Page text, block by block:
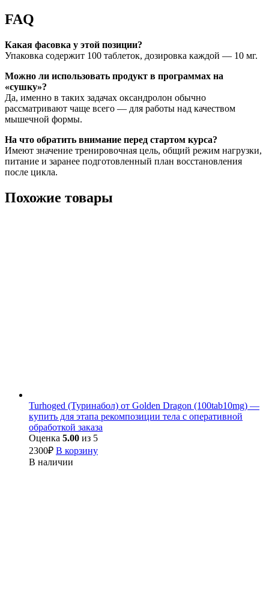
FAQ
Какая фасовка у этой позиции?
Упаковка содержит 100 таблеток, дозировка каждой — 10 мг.
Можно ли использовать продукт в программах на
«сушку»?
Да, именно в таких задачах оксандролон обычно
рассматривают чаще всего — для работы над качеством
мышечной формы.
На что обратить внимание перед стартом курса?
Имеют значение тренировочная цель, общий режим нагрузки,
питание и заранее подготовленный план восстановления
после цикла.
Похожие товары
Turhoged (Туринабол) от Golden Dragon (100tab10mg) —
купить для этапа рекомпозиции тела с оперативной
обработкой заказа
Оценка 5.00 из 5
2300₽ В корзину
В наличии